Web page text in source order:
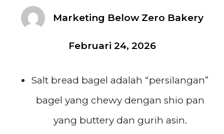
Marketing Below Zero Bakery
Februari 24, 2026
Salt bread bagel adalah “persilangan”
bagel yang chewy dengan shio pan
yang buttery dan gurih asin.